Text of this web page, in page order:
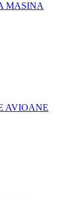
MASINA
AVIOANE